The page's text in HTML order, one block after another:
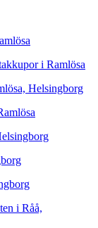
i Ramlösa
Helsingborg
i Råå,